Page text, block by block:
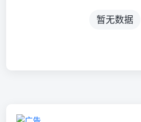
暂无数据